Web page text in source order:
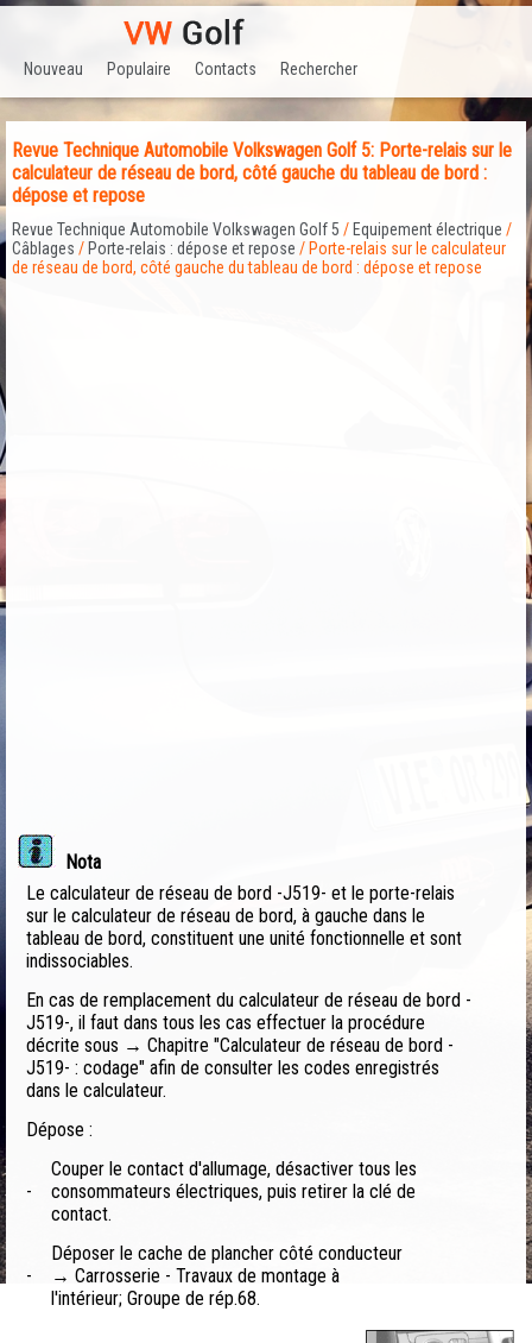
Nouveau Populaire Contacts Rechercher
Revue Technique Automobile Volkswagen Golf 5: Porte-relais sur le
calculateur de réseau de bord, côté gauche du tableau de bord :
dépose et repose
Revue Technique Automobile Volkswagen Golf 5 / Equipement électrique /
Câblages / Porte-relais : dépose et repose / Porte-relais sur le calculateur
de réseau de bord, côté gauche du tableau de bord : dépose et repose
Nota
Le calculateur de réseau de bord -J519- et le porte-relais
sur le calculateur de réseau de bord, à gauche dans le
tableau de bord, constituent une unité fonctionnelle et sont
indissociables.
En cas de remplacement du calculateur de réseau de bord -
J519-, il faut dans tous les cas effectuer la procédure
décrite sous → Chapitre "Calculateur de réseau de bord -
J519- : codage" afin de consulter les codes enregistrés
dans le calculateur.
Dépose :
-
Couper le contact d'allumage, désactiver tous les
consommateurs électriques, puis retirer la clé de
contact.
-
Déposer le cache de plancher côté conducteur
→ Carrosserie - Travaux de montage à
l'intérieur; Groupe de rép.68.